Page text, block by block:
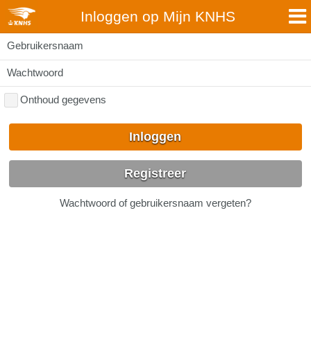
Inloggen op Mijn KNHS
Gebruikersnaam
Wachtwoord
Onthoud gegevens
Inloggen
Registreer
Wachtwoord of gebruikersnaam vergeten?